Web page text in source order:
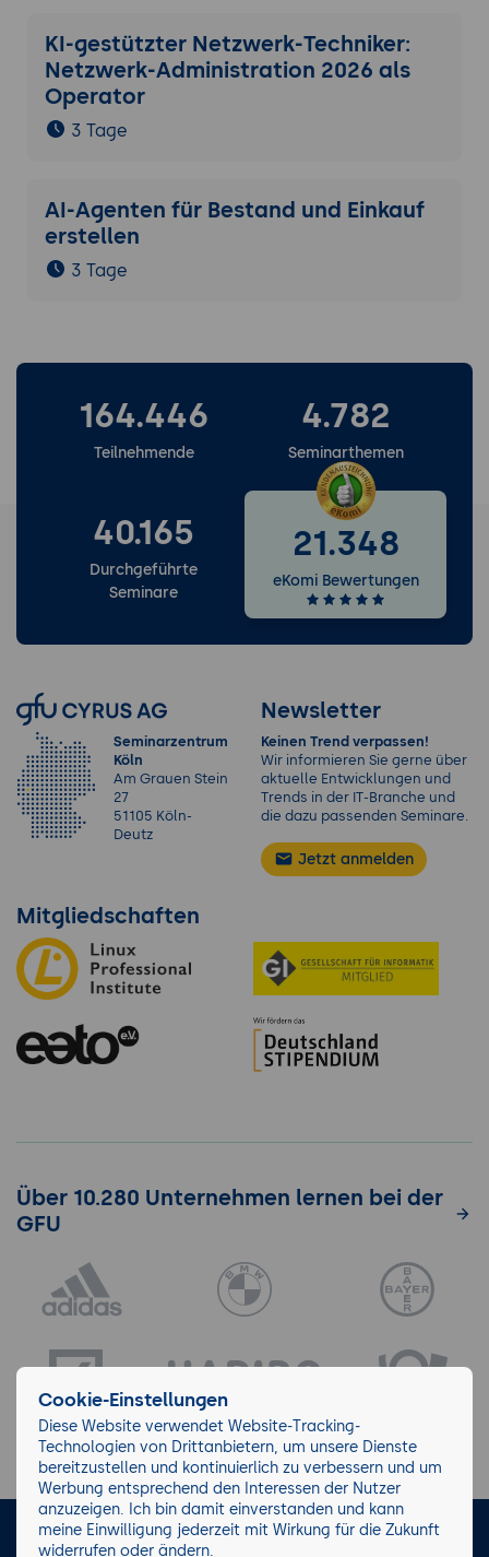
KI-gestützter Netzwerk-Techniker:
Netzwerk-Administration 2026 als
Operator
3 Tage
AI-Agenten für Bestand und Einkauf
erstellen
3 Tage
164.446
Teilnehmende
4.782
Seminarthemen
40.165
Durchgeführte
Seminare
21.348
eKomi Bewertungen
Seminarzentrum
Köln
Am Grauen Stein
27
51105 Köln-
Deutz
Newsletter
Keinen Trend verpassen!
Wir informieren Sie gerne über
aktuelle Entwicklungen und
Trends in der IT-Branche und
die dazu passenden Seminare.
Jetzt anmelden
Mitgliedschaften
Über 10.280 Unternehmen lernen bei der
GFU
LinkedIn Facebook
Cookie-Einstellungen
Diese Website verwendet Website-Tracking-
Technologien von Drittanbietern, um unsere Dienste
bereitzustellen und kontinuierlich zu verbessern und um
Werbung entsprechend den Interessen der Nutzer
anzuzeigen. Ich bin damit einverstanden und kann
meine Einwilligung jederzeit mit Wirkung für die Zukunft
widerrufen oder ändern.